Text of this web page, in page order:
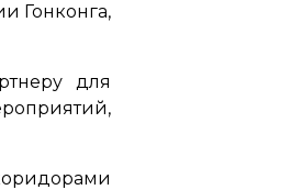
Гонконга,
для